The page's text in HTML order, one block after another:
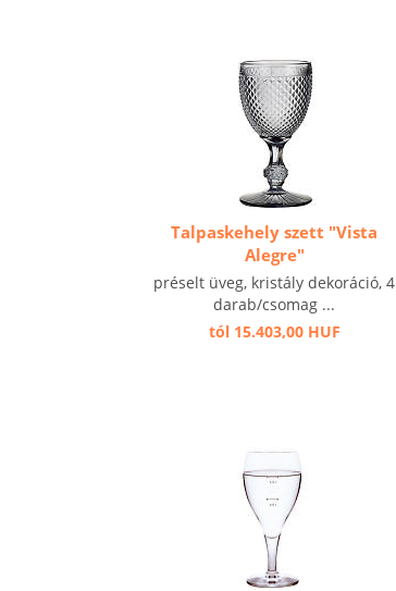
Talpaskehely szett "Vista
Alegre"
préselt üveg, kristály dekoráció, 4
darab/csomag ...
tól 15.403,00 HUF